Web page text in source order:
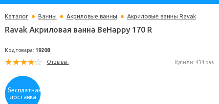
Каталог Ванны Акриловые ванны Акриловые ванны Ravak
бесплатная
доставка
Ravak Акриловая ванна BeHappy 170 R